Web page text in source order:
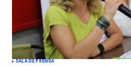
SALA DE PRENSA